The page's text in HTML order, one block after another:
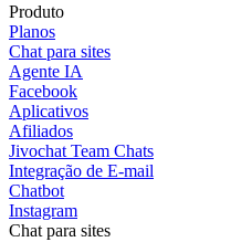
Produto
Planos
Chat para sites
Agente IA
Facebook
Aplicativos
Afiliados
Jivochat Team Chats
Integração de E-mail
Chatbot
Instagram
Chat para sites